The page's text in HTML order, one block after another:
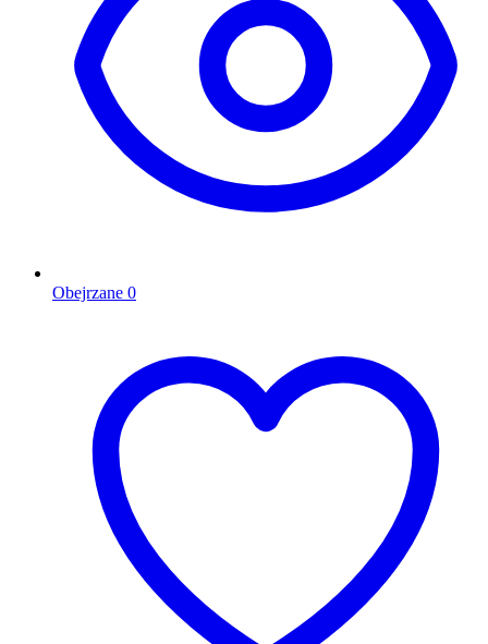
Obejrzane 0